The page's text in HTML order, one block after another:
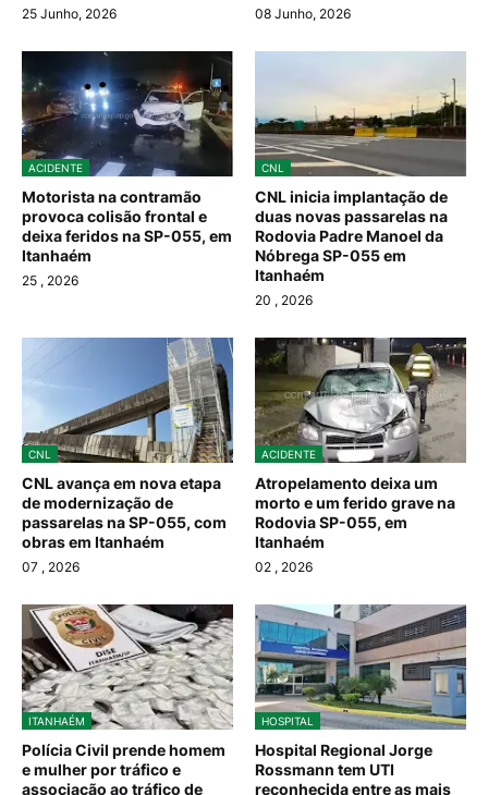
25 Junho, 2026 08 Junho, 2026
ACIDENTE
Motorista na contramão
provoca colisão frontal e
deixa feridos na SP-055, em
Itanhaém
25 , 2026
CNL
CNL inicia implantação de
duas novas passarelas na
Rodovia Padre Manoel da
Nóbrega SP-055 em
Itanhaém
20 , 2026
CNL
CNL avança em nova etapa
de modernização de
passarelas na SP-055, com
obras em Itanhaém
07 , 2026
ACIDENTE
Atropelamento deixa um
morto e um ferido grave na
Rodovia SP-055, em
Itanhaém
02 , 2026
ITANHAÉM
Polícia Civil prende homem
e mulher por tráfico e
associação ao tráfico de
HOSPITAL
Hospital Regional Jorge
Rossmann tem UTI
reconhecida entre as mais